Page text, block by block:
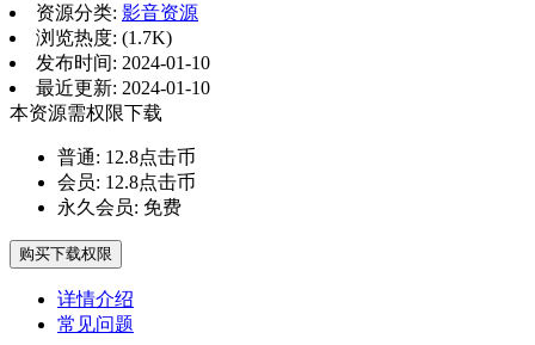
资源分类: 影音资源
浏览热度: (1.7K)
发布时间: 2024-01-10
最近更新: 2024-01-10
本资源需权限下载
普通: 12.8点击币
会员: 12.8点击币
永久会员: 免费
购买下载权限
详情介绍
常见问题